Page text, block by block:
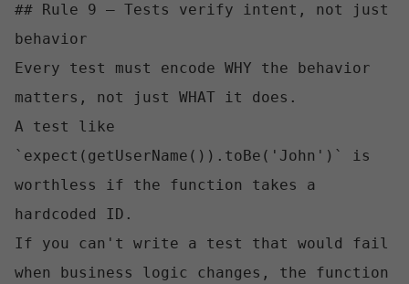
## Rule 9 — Tests verify intent, not just
behavior
Every test must encode WHY the behavior
matters, not just WHAT it does.
A test like
`expect(getUserName()).toBe('John')` is
worthless if the function takes a
hardcoded ID.
If you can't write a test that would fail
when business logic changes, the function